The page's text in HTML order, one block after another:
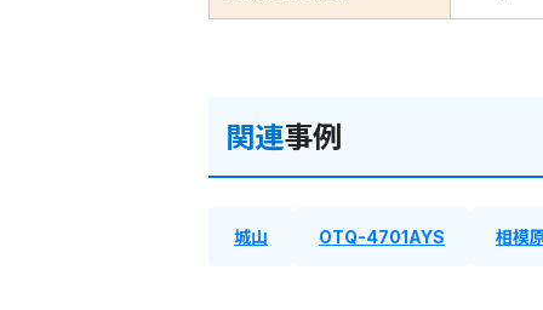
関連事例
城山 OTQ-4701AYS 相模